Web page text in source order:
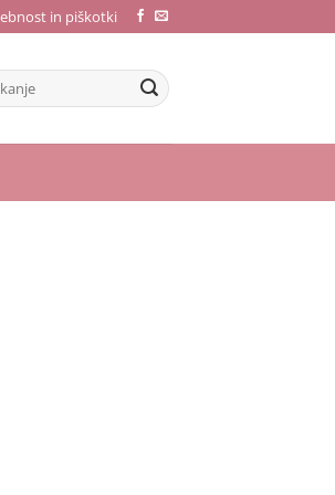
in piškotki